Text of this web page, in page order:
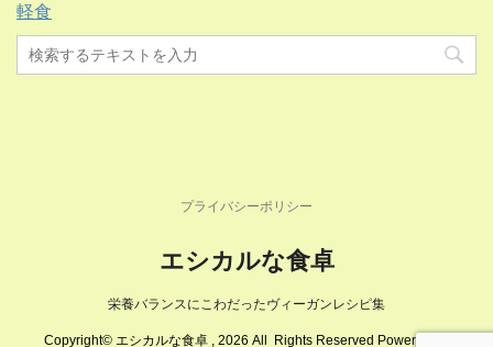
軽食
プライバシーポリシー
エシカルな食卓
栄養バランスにこわだったヴィーガンレシピ集
Copyright© エシカルな食卓 , 2026 All Rights Reserved Powered by